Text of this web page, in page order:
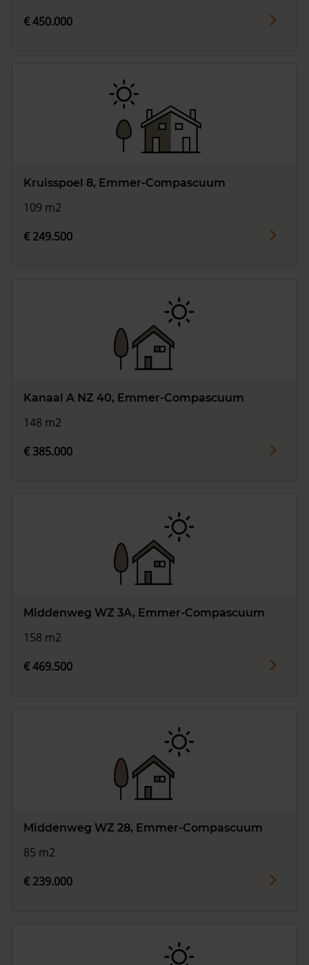
€ 450.000
Kruisspoel 8, Emmer-Compascuum
109 m2
€ 249.500
Kanaal A NZ 40, Emmer-Compascuum
148 m2
€ 385.000
Middenweg WZ 3A, Emmer-Compascuum
158 m2
€ 469.500
Middenweg WZ 28, Emmer-Compascuum
85 m2
€ 239.000